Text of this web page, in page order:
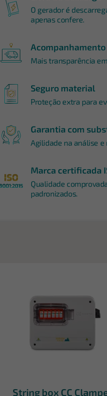
O gerador é
apenas confere.
Mais transparência
Seguro material
Proteção extra para
Garantia com
Agilidade na análise e
Marca certificada
Qualidade
padronizados.
String box CC